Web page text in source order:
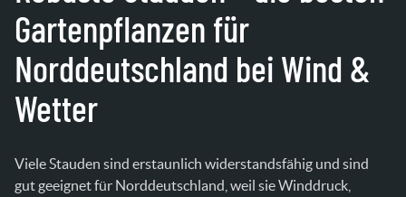
Gartenpflanzen für
Norddeutschland bei Wind &
Wetter
Viele Stauden sind erstaunlich widerstandsfähig und sind
gut geeignet für Norddeutschland, weil sie Winddruck,